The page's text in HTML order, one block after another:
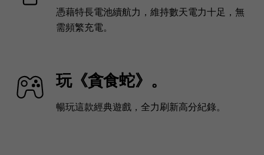
憑藉特長電池續航力，維持數天電力十足，無
需頻繁充電。
玩《貪食蛇》。
暢玩這款經典遊戲，全力刷新高分紀錄。